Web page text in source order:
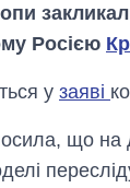
Росією
у заяві
що на